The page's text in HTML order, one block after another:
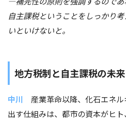
自主課税ということをしっかり
いといけないと。
地方税制と自主課税の未来
中川 産業革命以降、化石エネ
出す仕組みは、都市の資本がヒ